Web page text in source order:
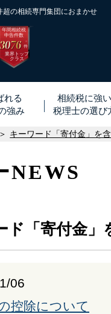
超の相続専門集団におまかせ
年間相続税
申告件数
3076 ※
件
業界トップ
クラス
れる
強み
相続税に強
税理士の選び
キーワード「寄付金」を
NEWS
ド「寄付金」
06
控除について